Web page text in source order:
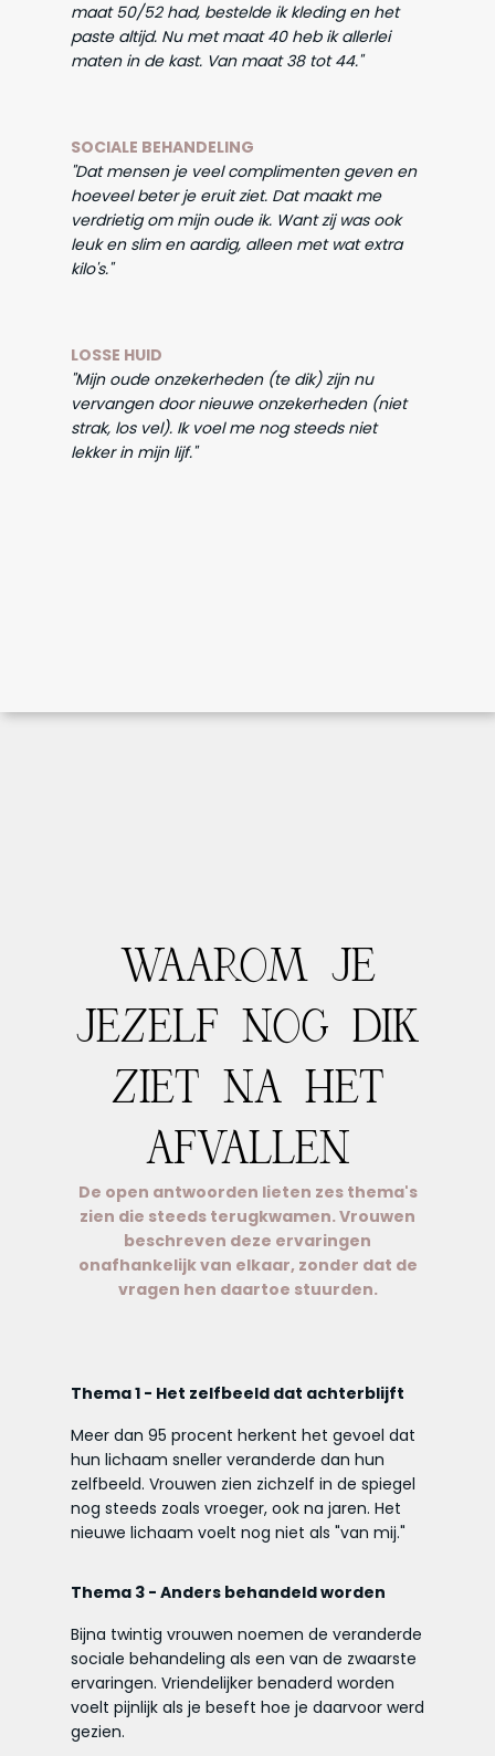
maat 50/52 had, bestelde ik kleding en het
paste altijd. Nu met maat 40 heb ik allerlei
maten in de kast. Van maat 38 tot 44."
SOCIALE BEHANDELING
"Dat mensen je veel complimenten geven en
hoeveel beter je eruit ziet. Dat maakt me
verdrietig om mijn oude ik. Want zij was ook
leuk en slim en aardig, alleen met wat extra
kilo's."
LOSSE HUID
"Mijn oude onzekerheden (te dik) zijn nu
vervangen door nieuwe onzekerheden (niet
strak, los vel). Ik voel me nog steeds niet
lekker in mijn lijf."
Meer dan 95 procent herkent het gevoel dat
hun lichaam sneller veranderde dan hun
zelfbeeld. Vrouwen zien zichzelf in de spiegel
nog steeds zoals vroeger, ook na jaren. Het
nieuwe lichaam voelt nog niet als "van mij."
Thema 1 - Het zelfbeeld dat achterblijft
Bijna twintig vrouwen noemen de veranderde
sociale behandeling als een van de zwaarste
ervaringen. Vriendelijker benaderd worden
voelt pijnlijk als je beseft hoe je daarvoor werd
gezien.
Thema 3 - Anders behandeld worden
WAAROM JE
JEZELF NOG DIK
ZIET NA HET
AFVALLEN
De open antwoorden lieten zes thema's
zien die steeds terugkwamen. Vrouwen
beschreven deze ervaringen
onafhankelijk van elkaar, zonder dat de
vragen hen daartoe stuurden.